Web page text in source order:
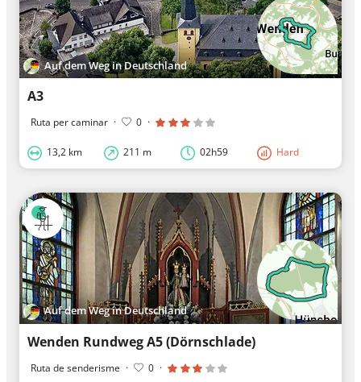
Auf dem Weg in Deutschland
A3
Ruta per caminar · 0 ·
13,2 km 211 m 02h59 Hard
Auf dem Weg in Deutschland
Wenden Rundweg A5 (Dörnschlade)
Ruta de senderisme · 0 ·